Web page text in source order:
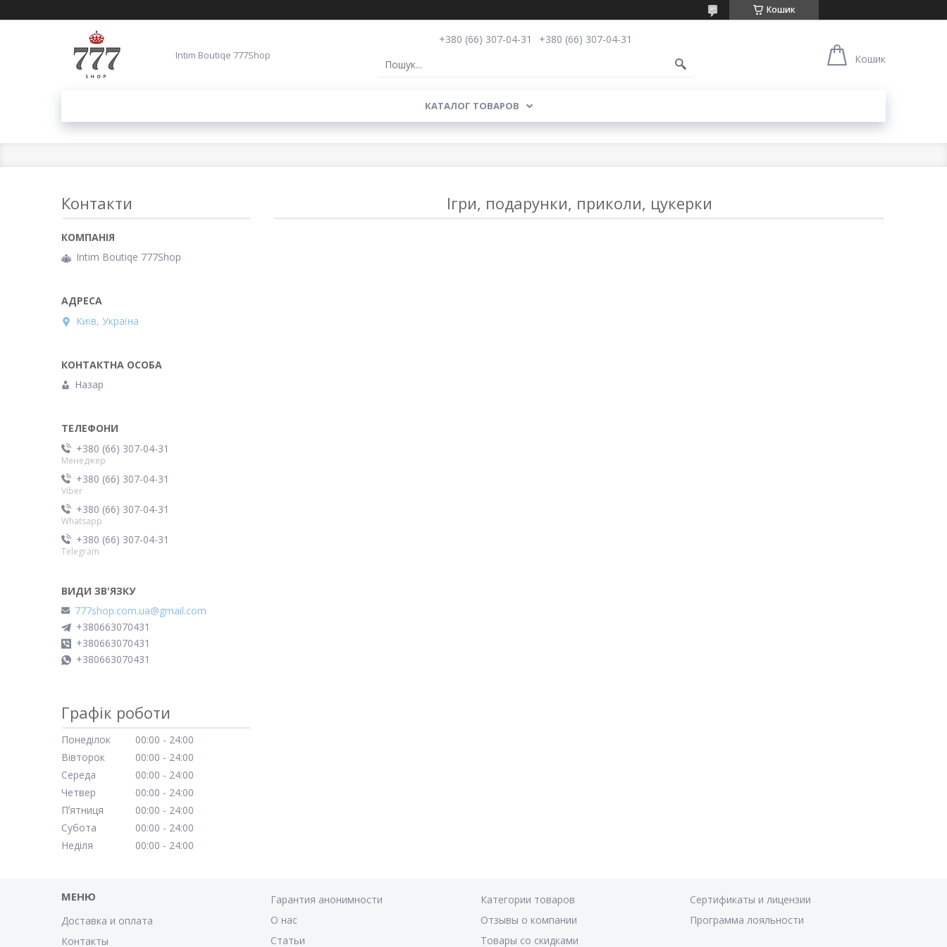
Кошик
Intim Boutiqe 777Shop
+380 (66) 307-04-31
+380 (66) 307-04-31
Кошик
КАТАЛОГ ТОВАРОВ
Ігри, подарунки, приколи, цукерки
Контакти
Intim Boutiqe 777Shop
Київ, Україна
Назар
+380 (66) 307-04-31
Менеджер
+380 (66) 307-04-31
Viber
+380 (66) 307-04-31
Whatsapp
+380 (66) 307-04-31
Telegram
777shop.com.ua@gmail.com
+380663070431
+380663070431
+380663070431
Графік роботи
Понеділок 00:00
24:00
Вівторок
00:00
24:00
Середа
00:00
24:00
Четвер
00:00
24:00
Пʼятниця
00:00
24:00
Субота
00:00
24:00
Неділя
00:00 24:00
МЕНЮ
Доставка и оплата
Контакты
Гарантия анонимности
О нас
Статьи
Категории товаров
Отзывы о компании
Товары со скидками
Сертификаты и лицензии
Программа лояльности